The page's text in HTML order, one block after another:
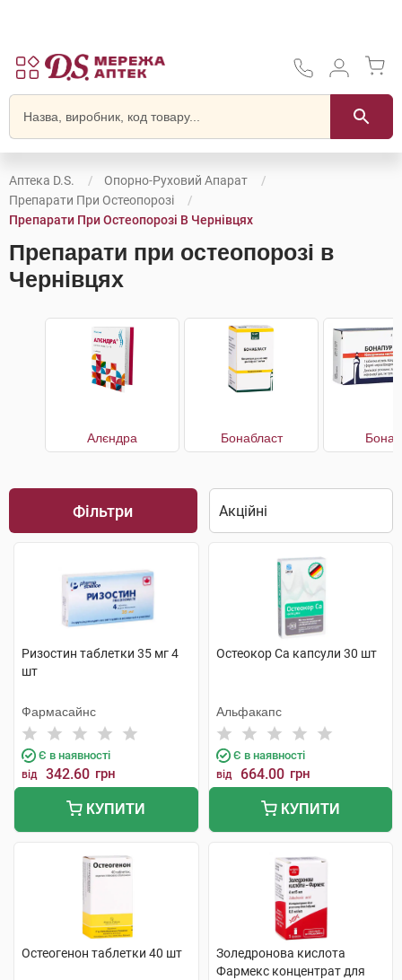
Аптека D.S.
Опорно-Руховий Апарат
Препарати При Остеопорозі
Препарати При Остеопорозі В Чернівцях
Препарати при остеопорозі в
Чернівцях
Алєндра Бонабласт
Фільтри
Ризостин таблетки 35 мг 4
шт
Фармасайнс
Є в наявності
від 342.60 грн
КУПИТИ
Остеокор Cа капсули 30 шт
Альфакапс
Є в наявності
від 664.00 грн
КУПИТИ
Остеогенон таблетки 40 шт
Золедронова кислота
Фармекс концентрат для